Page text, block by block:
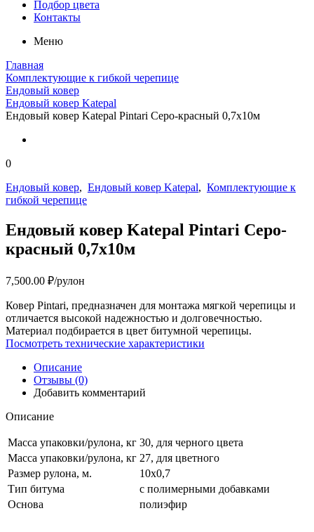
Подбор цвета
Контакты
Меню
Главная
Комплектующие к гибкой черепице
Ендовый ковер
Ендовый ковер Katepal
Ендовый ковер Katepal Pintari Серо-красный 0,7х10м
0
Ендовый ковер, Ендовый ковер Katepal, Комплектующие к
гибкой черепице
Ендовый ковер Katepal Pintari Серо-
красный 0,7х10м
7,500.00 ₽/рулон
Ковер Pintari, предназначен для монтажа мягкой черепицы и
отличается высокой надежностью и долговечностью.
Материал подбирается в цвет битумной черепицы.
Посмотреть технические характеристики
Описание
Отзывы (0)
Добавить комментарий
Описание
Масса упаковки/рулона, кг 30, для черного цвета
Масса упаковки/рулона, кг 27, для цветного
Размер рулона, м.
10х0,7
Тип битума
с полимерными добавками
Основа
полиэфир